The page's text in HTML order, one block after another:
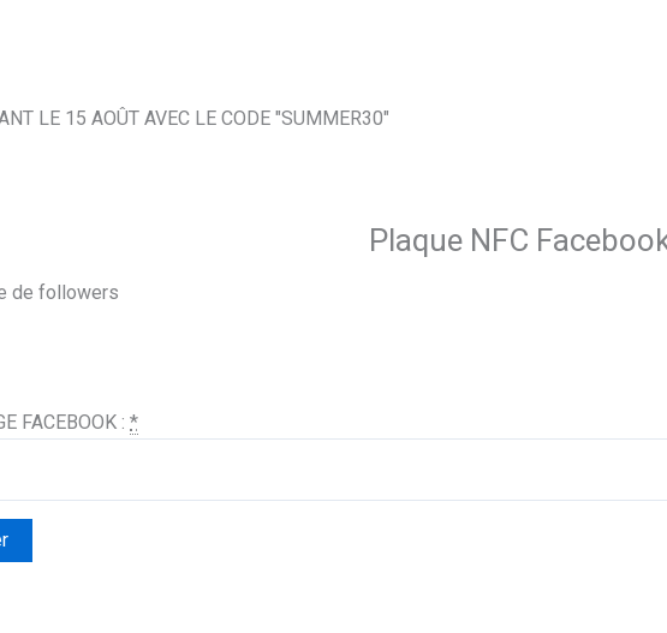
LE 15 AOÛT AVEC LE CODE "SUMMER30"
Plaque NFC
de followers
FACEBOOK : *